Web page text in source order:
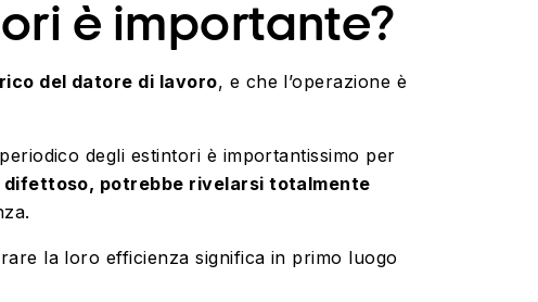
è importante?
del datore di lavoro, e che l’operazione è
degli estintori è importantissimo per
potrebbe rivelarsi totalmente
la loro efficienza significa in primo luogo